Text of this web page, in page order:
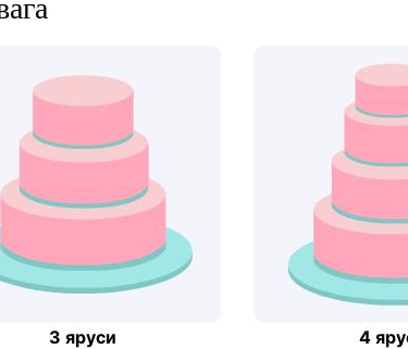
3 яруси
4